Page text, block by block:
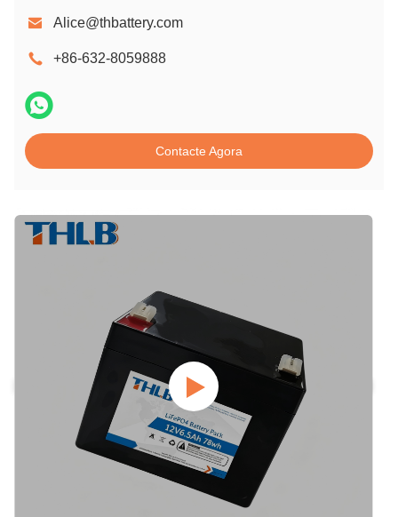
Alice@thbattery.com
+86-632-8059888
Contacte Agora